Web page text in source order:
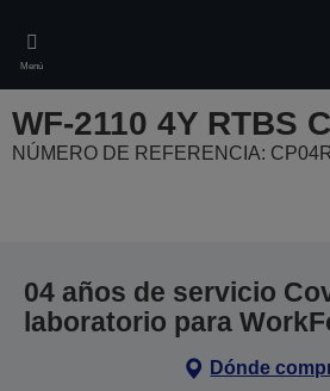
main
content
Menú
WF-2110 4Y RTBS
NÚMERO DE REFERENCIA:
04 años de servicio
laboratorio para
Dónde